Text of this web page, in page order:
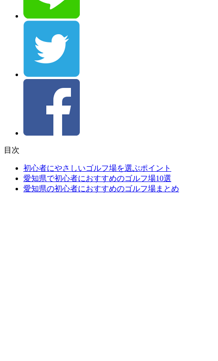
目次
初心者にやさしいゴルフ場を選ぶポイント
愛知県で初心者におすすめのゴルフ場10選
愛知県の初心者におすすめのゴルフ場まとめ